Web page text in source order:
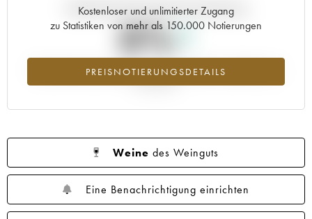
Kostenloser und unlimitierter Zugang
zu Statistiken von mehr als 150.000 Notierungen
PREISNOTIERUNGSDETAILS
Aktuelle Entwicklung der Preisnotierung
0%
Preisanstiegs des Jahrgangs 2019 im Jahr 2026 im Vergleich zum
Weine des Weinguts
Eine Benachrichtigung einrichten